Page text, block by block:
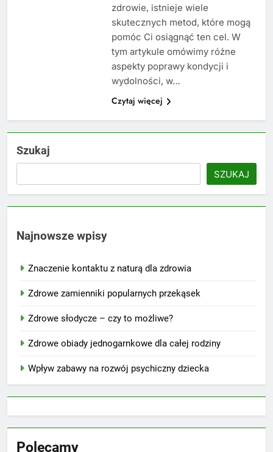
zdrowie, istnieje wiele
skutecznych metod, które mogą
pomóc Ci osiągnąć ten cel. W
tym artykule omówimy różne
aspekty poprawy kondycji i
wydolności, w…
Czytaj więcej
Szukaj
SZUKAJ
Najnowsze wpisy
Znaczenie kontaktu z naturą dla zdrowia
Zdrowe zamienniki popularnych przekąsek
Zdrowe słodycze – czy to możliwe?
Zdrowe obiady jednogarnkowe dla całej rodziny
Wpływ zabawy na rozwój psychiczny dziecka
Polecamy